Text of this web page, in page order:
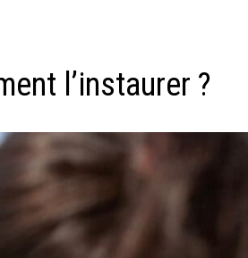
l’instaurer ?